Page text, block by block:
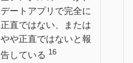
デートアプリで完全に
正直ではない、または
やや正直ではないと報
告している 16